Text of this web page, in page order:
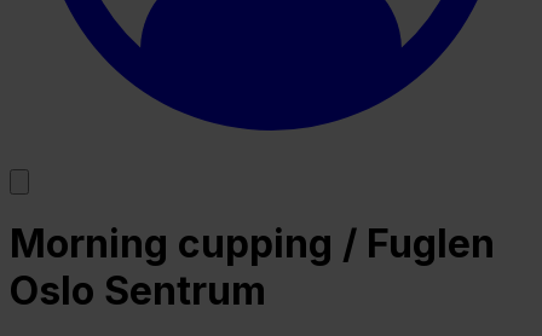
Morning cupping / Fuglen
Oslo Sentrum